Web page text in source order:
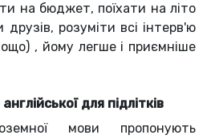
на бюджет, поїхати на літо
друзів, розуміти всі інтерв'ю
, йому легше і приємніше
для підлітків
мови пропонують